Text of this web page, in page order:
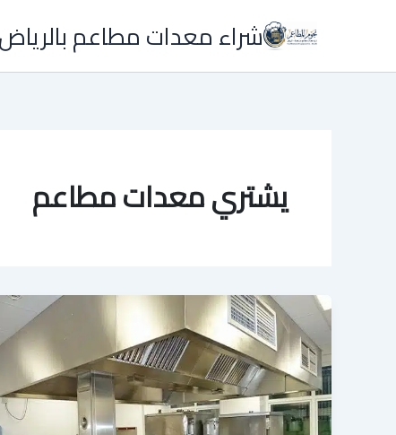
شراء معدات مطاعم
يشتري معدات مطاعم